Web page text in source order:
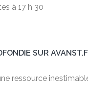
à 17 h 30
SUR
ressource